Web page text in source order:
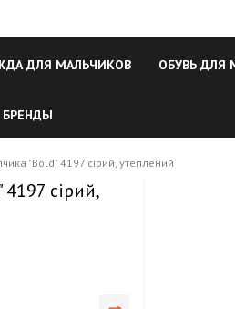
ДЛЯ МАЛЬЧИКОВ ОБУВЬ ДЛЯ
БРЕНДЫ
"Bold" 4197 сірий, утеплений
сірий,